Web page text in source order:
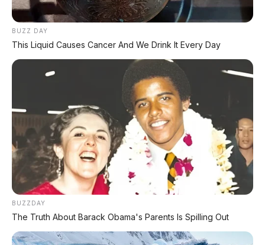
⚡ Leapmotor D99: MPV Listrik Premium
700 Km dengan Harga Mulai Rp660 Juta
⚡ Chery Tiggo 5 Sport: SUV Kompak
Sporty 156 HP dengan Chip Snapdragon
⚡ Leapmotor C10 Resmi di GIIAS 2026:
SUV Listrik Premium Rakitan Lokal Mulai
Rp598 Juta
PROMO TERBATAS!
BUZZ DAY
This Liquid Causes Cancer And We Drink It Every Day
BUZZDAY
The Truth About Barack Obama's Parents Is Spilling Out